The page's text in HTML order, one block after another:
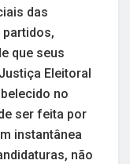
das
partidos,
que seus
Eleitoral
no
ser feita por
instantânea
não